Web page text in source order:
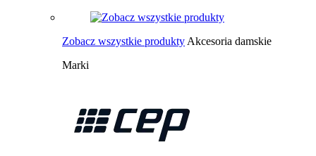
Zobacz wszystkie produkty Akcesoria damskie
Marki